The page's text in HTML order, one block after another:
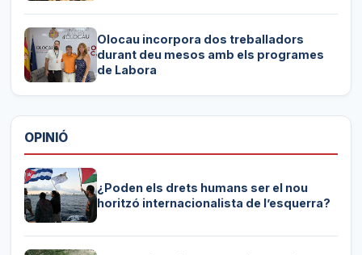
Olocau incorpora dos treballadors
durant deu mesos amb els programes
de Labora
OPINIÓ
¿Poden els drets humans ser el nou
horitzó internacionalista de l’esquerra?